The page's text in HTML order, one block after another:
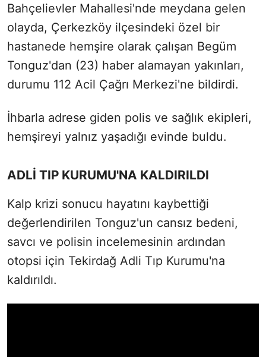
Bahçelievler Mahallesi'nde meydana gelen
olayda, Çerkezköy ilçesindeki özel bir
hastanede hemşire olarak çalışan Begüm
Tonguz'dan (23) haber alamayan yakınları,
durumu 112 Acil Çağrı Merkezi'ne bildirdi.
İhbarla adrese giden polis ve sağlık ekipleri,
hemşireyi yalnız yaşadığı evinde buldu.
ADLİ TIP KURUMU'NA KALDIRILDI
Kalp krizi sonucu hayatını kaybettiği
değerlendirilen Tonguz'un cansız bedeni,
savcı ve polisin incelemesinin ardından
otopsi için Tekirdağ Adli Tıp Kurumu'na
kaldırıldı.